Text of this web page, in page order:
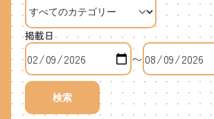
掲載日
〜
検索